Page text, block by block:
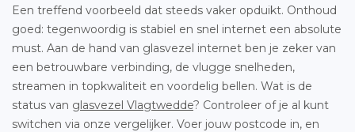
Een treffend voorbeeld dat steeds vaker opduikt. Onthoud
goed: tegenwoordig is stabiel en snel internet een absolute
must. Aan de hand van glasvezel internet ben je zeker van
een betrouwbare verbinding, de vlugge snelheden,
streamen in topkwaliteit en voordelig bellen. Wat is de
status van glasvezel Vlagtwedde? Controleer of je al kunt
switchen via onze vergelijker. Voer jouw postcode in, en